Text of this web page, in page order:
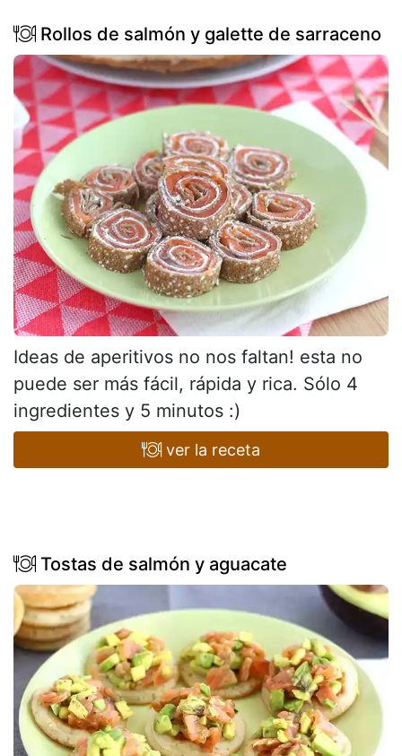
Rollos de salmón y galette de sarraceno
Ideas de aperitivos no nos faltan! esta no
puede ser más fácil, rápida y rica. Sólo 4
ingredientes y 5 minutos :)
ver la receta
Tostas de salmón y aguacate